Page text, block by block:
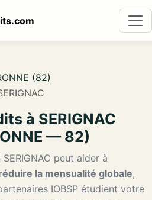
(82)
à SERIGNAC
— 82)
peut aider à
la mensualité globale,
IOBSP étudient votre